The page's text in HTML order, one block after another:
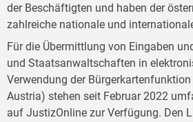
der Beschäftigten und haben der
zahlreiche nationale und
Für die Übermittlung von Eingaben
und Staatsanwaltschaften in
Verwendung der
Austria) stehen seit Februar 2022
auf JustizOnline zur Verfügung. Den